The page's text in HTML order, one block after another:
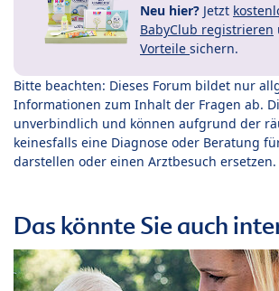
Neu hier? Jetzt
BabyClub registrieren
Vorteile sichern.
Bitte beachten: Dieses Forum bildet nur
Informationen zum Inhalt der Fragen ab.
unverbindlich und können aufgrund der
keinesfalls eine Diagnose oder Beratung
darstellen oder einen Arztbesuch ersetzen.
Das könnte Sie auch